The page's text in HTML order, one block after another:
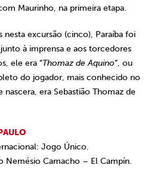
Maurinho, na primeira etapa.
excursão (cinco), Paraíba foi
à imprensa e aos torcedores
ele era “Thomaz de Aquino”, ou
do jogador, mais conhecido no
era Sebastião Thomaz de
Jogo Único.
Nemésio Camacho – El Campín.